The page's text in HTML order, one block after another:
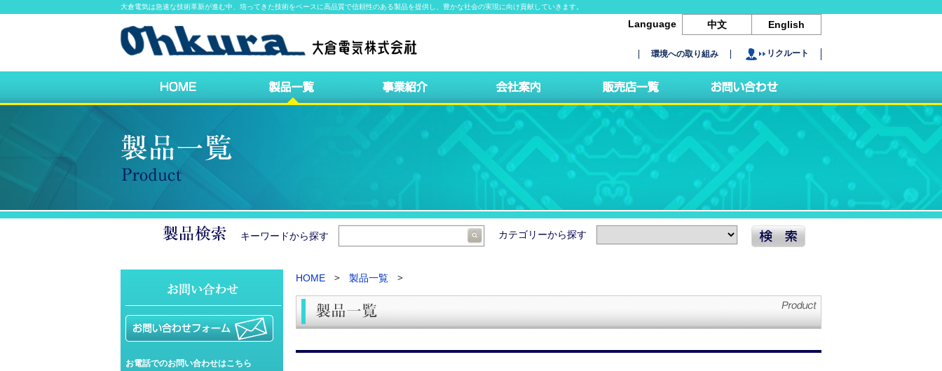
大倉電気は急速な技術革新が進む中、培ってきた技術をベースに高品質で信頼性のある製品を提供し、豊かな社会の実現に向け貢献していきます。
Language 中文 English
環境への取り組み リクルート
キーワードから探す カテゴリーから探す
HOME 製品一覧
お電話でのお問い合わせはこちら